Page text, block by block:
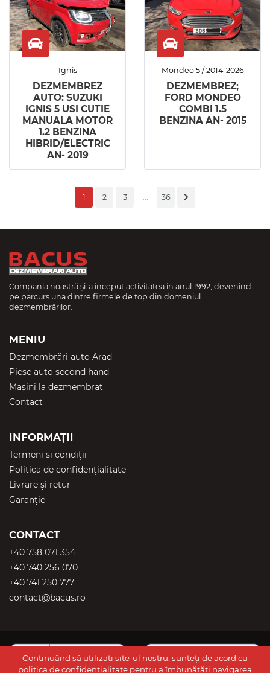
Ignis
DEZMEMBREZ
AUTO: SUZUKI
IGNIS 5 USI CUTIE
MANUALA MOTOR
1.2 BENZINA
HIBRID/ELECTRIC
AN- 2019
Mondeo 5 / 2014-2026
DEZMEMBREZ;
FORD MONDEO
COMBI 1.5
BENZINA AN- 2015
1 2 3 36
Compania noastră și-a început activitatea în anul 1992, devenind
pe parcurs una dintre firmele de top din domeniul
dezmembrărilor.
MENIU
Dezmembrări auto Arad
Piese auto second hand
Mașini la dezmembrat
Contact
INFORMAȚII
Termeni și condiții
Politica de confidențialitate
Livrare și retur
Garanție
CONTACT
+40 758 071 354
+40 740 256 070
+40 741 250 777
contact@bacus.ro
Continuând să utilizați site-ul nostru, sunteți de acord cu
politica de confidențialitate pentru a îmbunătăți navigarea